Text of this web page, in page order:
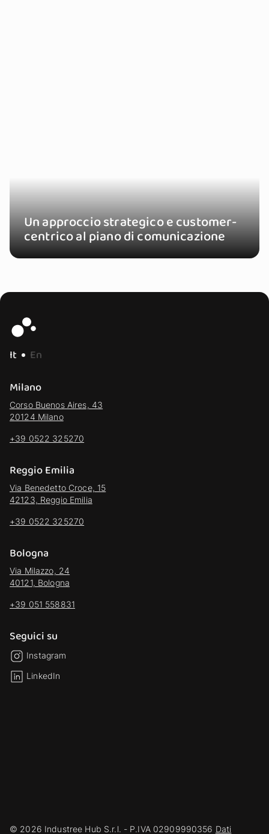
Un approccio strategico e customer-
centrico al piano di comunicazione
It
En
Milano
Corso Buenos Aires, 43
20124 Milano
+39 0522 325270
Reggio Emilia
Via Benedetto Croce, 15
42123, Reggio Emilia
+39 0522 325270
Bologna
Via Milazzo, 24
40121, Bologna
+39 051 558831
Seguici su
Instagram
LinkedIn
© 2026 Industree Hub S.r.l. - P.IVA 02909990356 Dati